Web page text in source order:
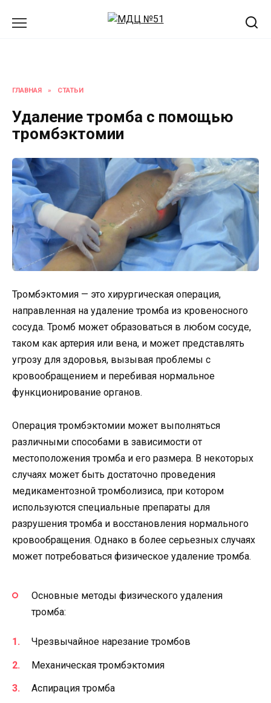
ГЛАВНАЯ » СТАТЬИ
Удаление тромба с помощью
тромбэктомии
Тромбэктомия — это хирургическая операция,
направленная на удаление тромба из кровеносного
сосуда. Тромб может образоваться в любом сосуде,
таком как артерия или вена, и может представлять
угрозу для здоровья, вызывая проблемы с
кровообращением и перебивая нормальное
функционирование органов.
Операция тромбэктомии может выполняться
различными способами в зависимости от
местоположения тромба и его размера. В некоторых
случаях может быть достаточно проведения
медикаментозной тромболизиса, при котором
используются специальные препараты для
разрушения тромба и восстановления нормального
кровообращения. Однако в более серьезных случаях
может потребоваться физическое удаление тромба.
Основные методы физического удаления
тромба:
Чрезвычайное нарезание тромбов
Механическая тромбэктомия
Аспирация тромба